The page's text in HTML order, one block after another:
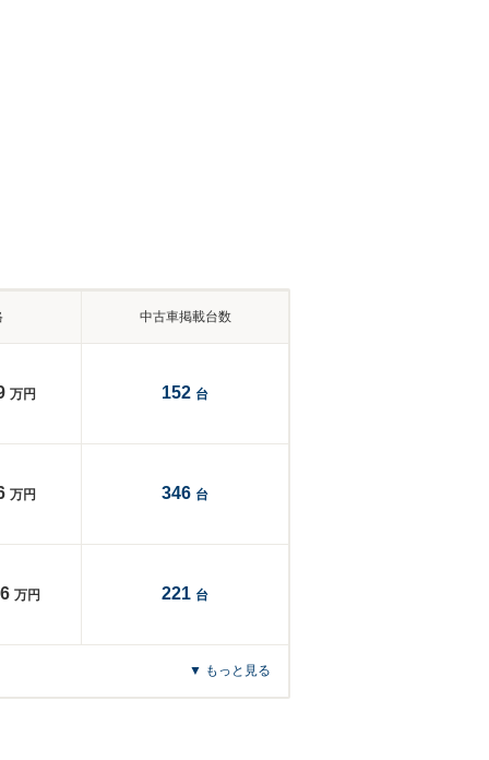
中古車掲載台数
万円 152 台
万円 346 台
万円 221 台
▼ もっと見る